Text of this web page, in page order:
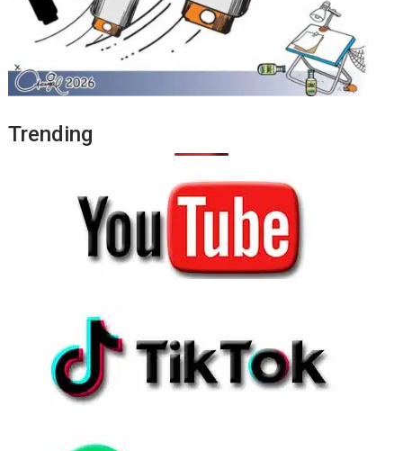
Trending